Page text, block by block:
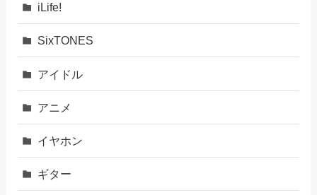
iLife!
SixTONES
アイドル
アニメ
イヤホン
ギター